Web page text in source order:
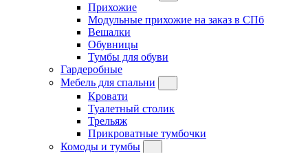
Прихожие
Модульные прихожие на заказ в СПб
Вешалки
Обувницы
Тумбы для обуви
Гардеробные
Мебель для спальни
Кровати
Туалетный столик
Трельяж
Прикроватные тумбочки
Комоды и тумбы